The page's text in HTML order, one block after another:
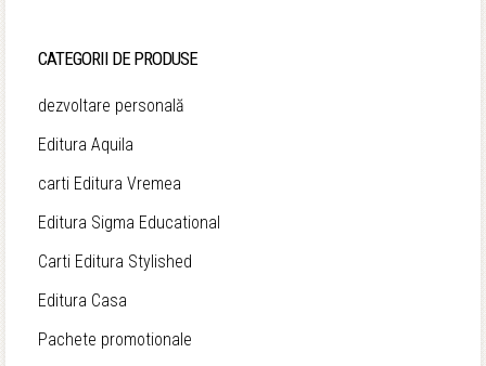
CATEGORII DE PRODUSE
dezvoltare personală
Editura Aquila
carti Editura Vremea
Editura Sigma Educational
Carti Editura Stylished
Editura Casa
Pachete promotionale